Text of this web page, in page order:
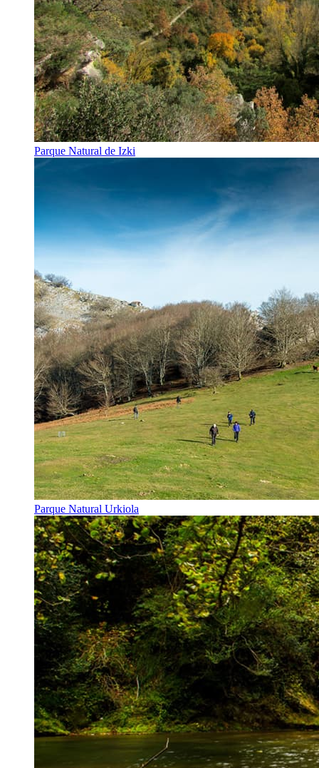
Parque Natural de Izki
Parque Natural Urkiola